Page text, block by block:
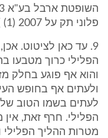
פלוני תק על 2007 (1) )4624). "
9. עד כאן לציטוט.
הפלילי כרוך מטבעו
והוא אף פוגע בחלק
ולעתים אף בחופש
לעתים בשמו הטוב
הפלילי. חרף זאת,
מטרות ההליך